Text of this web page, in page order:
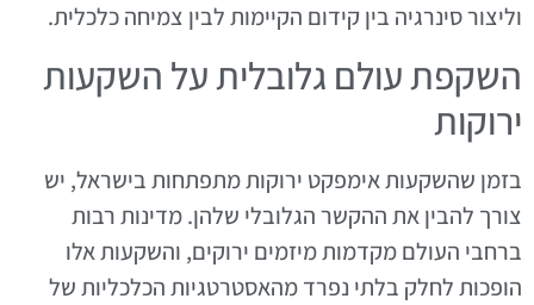
וליצור סינרגיה בין קידום הקיימות לבין צמיחה כלכלית.
השקפת עולם גלובלית על השקעות
ירוקות
בזמן שהשקעות אימפקט ירוקות מתפתחות בישראל, יש
צורך להבין את ההקשר הגלובלי שלהן. מדינות רבות
ברחבי העולם מקדמות מיזמים ירוקים, והשקעות אלו
הופכות לחלק בלתי נפרד מהאסטרטגיות הכלכליות של